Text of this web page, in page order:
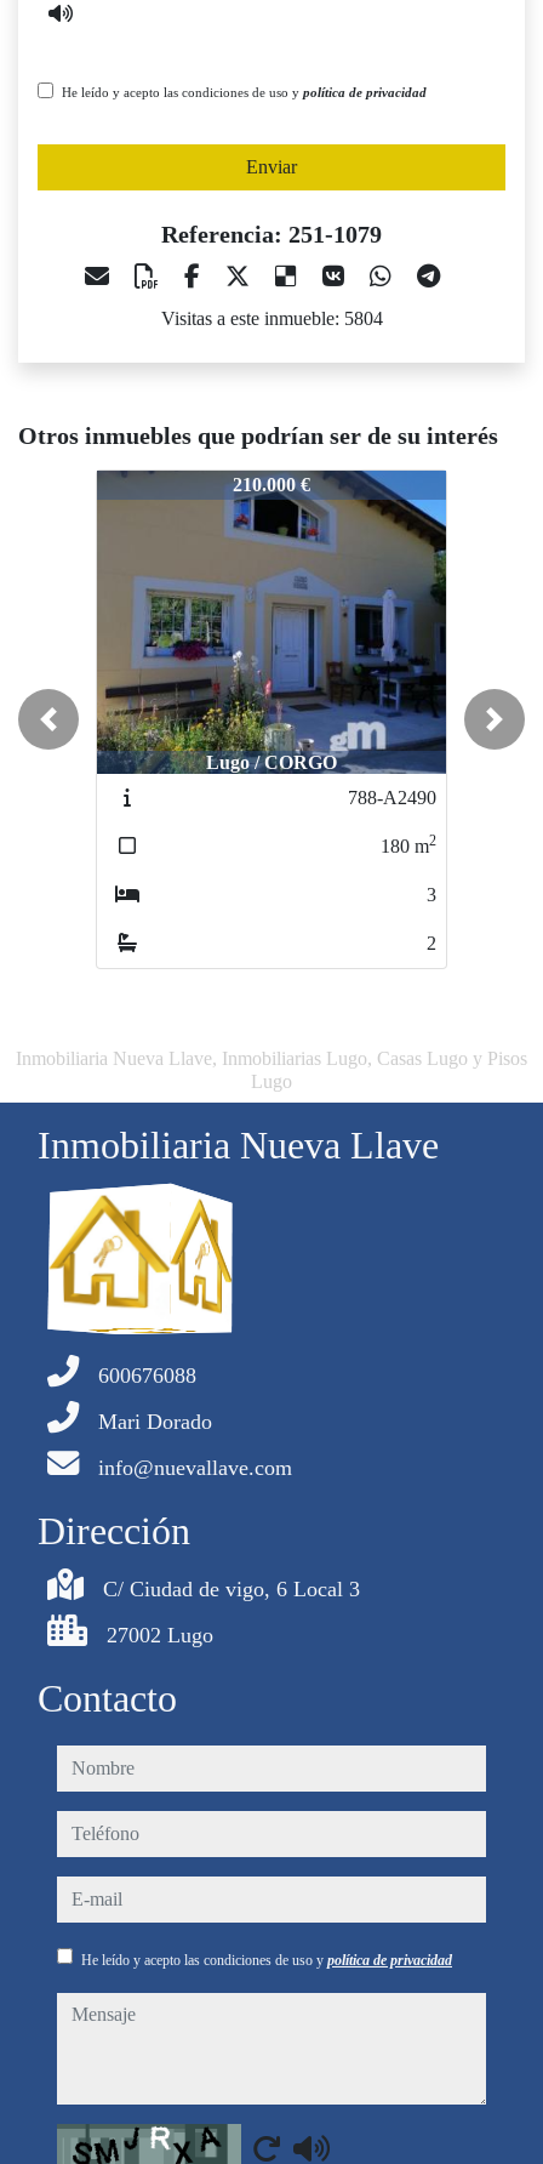
He leído y acepto las condiciones de uso y política de privacidad
Enviar
Referencia: 251-1079
Visitas a este inmueble: 5804
Otros inmuebles que podrían ser de su interés
251-1079
210.000 €
Lugo / CORGO
788-A2490
2
251-1079 125.000 €
Becerreá / Eixibron
Previous Next
Inmobiliaria Nueva Llave, Inmobiliarias Lugo, Casas Lugo y Pisos
Lugo
Inmobiliaria Nueva Llave
600676088
Mari Dorado
info@nuevallave.com
Dirección
C/ Ciudad de vigo, 6 Local 3
27002 Lugo
Contacto
nombre
teléfono
e-mail
He leído y acepto las condiciones de uso y política de privacidad
mensaje
Captcha